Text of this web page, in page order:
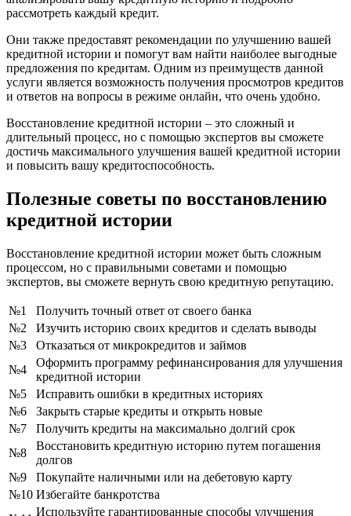
рассмотреть каждый кредит.
Они также предоставят рекомендации по улучшению вашей
кредитной истории и помогут вам найти наиболее выгодные
предложения по кредитам. Одним из преимуществ данной
услуги является возможность получения просмотров кредитов
и ответов на вопросы в режиме онлайн, что очень удобно.
Восстановление кредитной истории – это сложный и
длительный процесс, но с помощью экспертов вы сможете
достичь максимального улучшения вашей кредитной истории
и повысить вашу кредитоспособность.
Полезные советы по восстановлению
кредитной истории
Восстановление кредитной истории может быть сложным
процессом, но с правильными советами и помощью
экспертов, вы сможете вернуть свою кредитную репутацию.
№1
Получить точный ответ от своего банка
№2
Изучить историю своих кредитов и сделать выводы
№3
Отказаться от микрокредитов и займов
№4
Оформить программу рефинансирования для улучшения
кредитной истории
№5
Исправить ошибки в кредитных историях
№6
Закрыть старые кредиты и открыть новые
№7
Получить кредиты на максимально долгий срок
№8
Восстановить кредитную историю путем погашения
долгов
№9
Покупайте наличными или на дебетовую карту
№10 Избегайте банкротства
Используйте гарантированные способы улучшения